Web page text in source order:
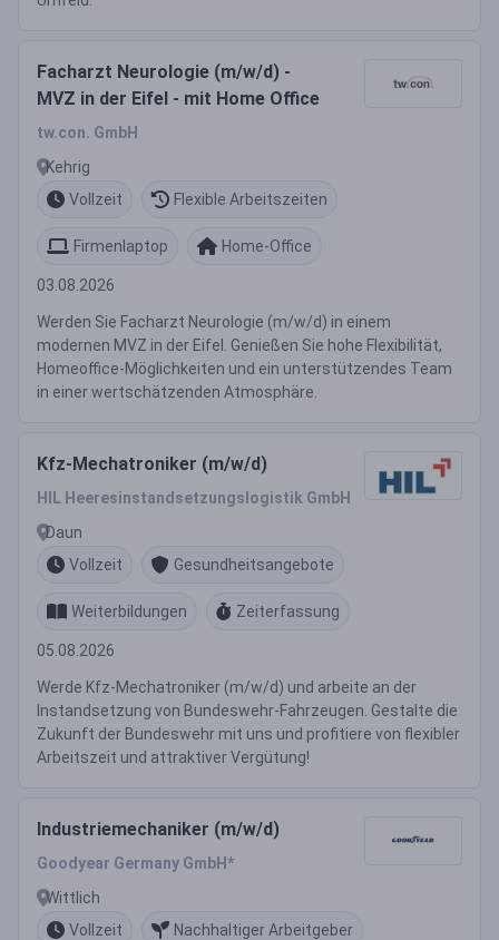
Facharzt Neurologie (m/w/d) -
MVZ in der Eifel - mit Home Office
tw.con. GmbH
Kehrig
Vollzeit
Flexible Arbeitszeiten
Firmenlaptop Home-Office
03.08.2026
Werden Sie Facharzt Neurologie (m/w/d) in einem
modernen MVZ in der Eifel. Genießen Sie hohe Flexibilität,
Homeoffice-Möglichkeiten und ein unterstützendes Team
in einer wertschätzenden Atmosphäre.
Kfz-Mechatroniker (m/w/d)
HIL Heeresinstandsetzungslogistik GmbH
Daun
Vollzeit
Gesundheitsangebote
Weiterbildungen Zeiterfassung
05.08.2026
Werde Kfz-Mechatroniker (m/w/d) und arbeite an der
Instandsetzung von Bundeswehr-Fahrzeugen. Gestalte die
Zukunft der Bundeswehr mit uns und profitiere von flexibler
Arbeitszeit und attraktiver Vergütung!
Industriemechaniker (m/w/d)
Goodyear Germany GmbH*
Wittlich
Vollzeit
Nachhaltiger Arbeitgeber